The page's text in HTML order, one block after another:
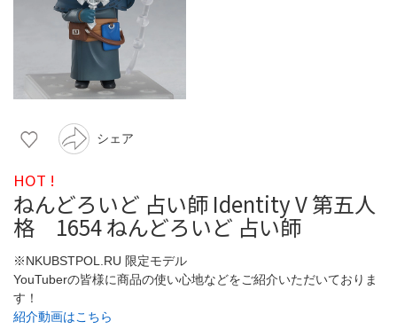
シェア
HOT !
ねんどろいど 占い師 Identity V 第五人
格 1654 ねんどろいど 占い師
※NKUBSTPOL.RU 限定モデル
YouTuberの皆様に商品の使い心地などをご紹介いただいておりま
す！
紹介動画はこちら